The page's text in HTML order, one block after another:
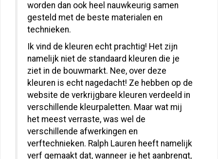
worden dan ook heel nauwkeurig samen
gesteld met de beste materialen en
technieken.
Ik vind de kleuren echt prachtig! Het zijn
namelijk niet de standaard kleuren die je
ziet in de bouwmarkt. Nee, over deze
kleuren is echt nagedacht! Ze hebben op de
website de verkrijgbare kleuren verdeeld in
verschillende kleurpaletten. Maar wat mij
het meest verraste, was wel de
verschillende afwerkingen en
verftechnieken. Ralph Lauren heeft namelijk
verf gemaakt dat, wanneer je het aanbrengt,